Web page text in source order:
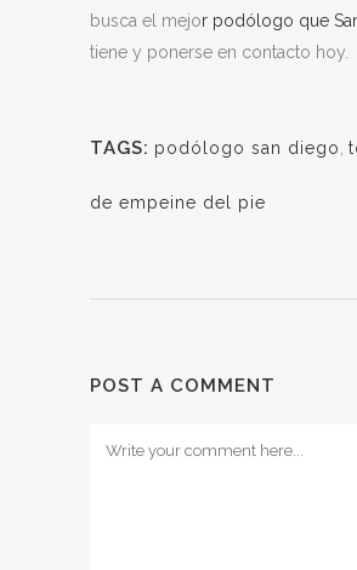
busca el mejor podólogo que
tiene y ponerse en contacto hoy.
TAGS: podólogo san diego
de empeine del pie
POST A COMMENT